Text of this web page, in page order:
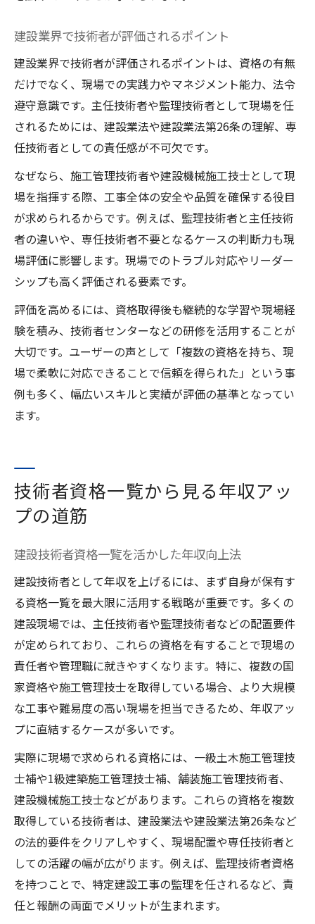
建設業界で技術者が評価されるポイント
建設業界で技術者が評価されるポイントは、資格の有無
だけでなく、現場での実践力やマネジメント能力、法令
遵守意識です。主任技術者や監理技術者として現場を任
されるためには、建設業法や建設業法第26条の理解、専
任技術者としての責任感が不可欠です。
なぜなら、施工管理技術者や建設機械施工技士として現
場を指揮する際、工事全体の安全や品質を確保する役目
が求められるからです。例えば、監理技術者と主任技術
者の違いや、専任技術者不要となるケースの判断力も現
場評価に影響します。現場でのトラブル対応やリーダー
シップも高く評価される要素です。
評価を高めるには、資格取得後も継続的な学習や現場経
験を積み、技術者センターなどの研修を活用することが
大切です。ユーザーの声として「複数の資格を持ち、現
場で柔軟に対応できることで信頼を得られた」という事
例も多く、幅広いスキルと実績が評価の基準となってい
ます。
技術者資格一覧から見る年収アッ
プの道筋
建設技術者資格一覧を活かした年収向上法
建設技術者として年収を上げるには、まず自身が保有す
る資格一覧を最大限に活用する戦略が重要です。多くの
建設現場では、主任技術者や監理技術者などの配置要件
が定められており、これらの資格を有することで現場の
責任者や管理職に就きやすくなります。特に、複数の国
家資格や施工管理技士を取得している場合、より大規模
な工事や難易度の高い現場を担当できるため、年収アッ
プに直結するケースが多いです。
実際に現場で求められる資格には、一級土木施工管理技
士補や1級建築施工管理技士補、舗装施工管理技術者、
建設機械施工技士などがあります。これらの資格を複数
取得している技術者は、建設業法や建設業法第26条など
の法的要件をクリアしやすく、現場配置や専任技術者と
しての活躍の幅が広がります。例えば、監理技術者資格
を持つことで、特定建設工事の監理を任されるなど、責
任と報酬の両面でメリットが生まれます。